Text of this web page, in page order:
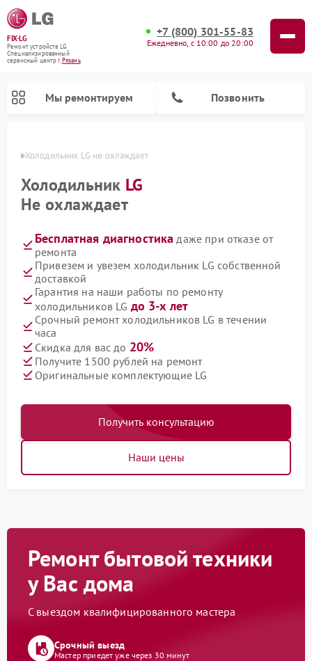
FIX-LG
Ремонт устройств LG
Специализированный
cервисный центр г.Рязань
+7 (800) 301-55-83
Ежедневно, с 10:00 до 20:00
Мы ремонтируем Позвонить
Холодильник LG не охлаждает
Холодильник LG
Не охлаждает
Бесплатная диагностика даже при отказе от
ремонта
Привезем и увезем холодильник LG собственной
доставкой
Гарантия на наши работы по ремонту
холодильников LG до 3-х лет
Срочный ремонт холодильников LG в течении
часа
Скидка для вас до 20%
Получите 1500 рублей на ремонт
Оригинальные комплектующие LG
Получить консультацию
Наши цены
Ремонт бытовой техники
у Вас дома
С выездом квалифицированного мастера
Срочный выезд
Мастер приедет уже через 30 минут